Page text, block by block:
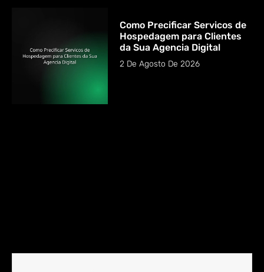
Como Precificar Servicos de
Hospedagem para Clientes
da Sua Agencia Digital
2 De Agosto De 2026